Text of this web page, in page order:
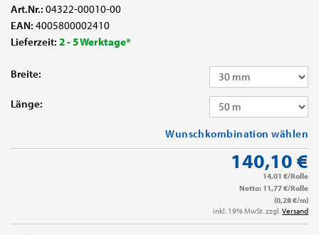
Art.Nr.: 04322-00010-00
EAN: 4005800002410
Lieferzeit: 2 - 5 Werktage*
Breite:
Länge:
Wunschkombination wählen
140,10 €
14,01 €/Rolle
Netto: 11,77 €/Rolle
(0,28 €/m)
inkl. 19% MwSt. zzgl. Versand